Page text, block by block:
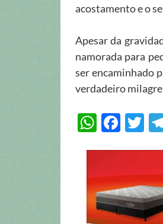
acostamento e o
Apesar da
namorada para
ser encaminhado
verdadeiro
W
s
A
p
F
b
o
o
T
er